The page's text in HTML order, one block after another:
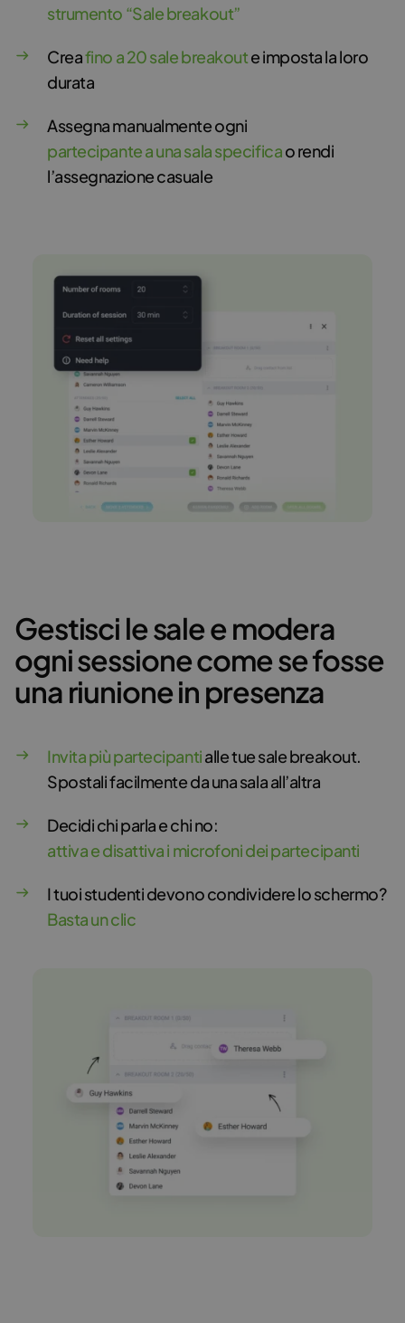
strumento “Sale breakout”
Creafino a 20 sale breakoute imposta la loro
durata
Assegna manualmente ogni
partecipante a una sala specificao rendi
l’assegnazione casuale
Gestisci le sale e modera
ogni sessione come se fosse
una riunione in presenza
Invita più partecipantialle tue sale breakout.
Spostali facilmente da una sala all’altra
Decidi chi parla e chi no:
attiva e disattiva i microfoni dei partecipanti
I tuoi studenti devono condividere lo schermo?
Basta un clic